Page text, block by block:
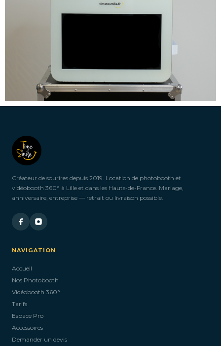
Créateur de sourires depuis 2019. Location de photobooth et
vidéobooth 360° à Lille et dans les Hauts-de-France. Mariage,
anniversaire, entreprise — retrait ou livraison possible.
NAVIGATION
Accueil
Nos Photobooth
Vidéobooth 360°
Tarifs
Espace Pro
Accessoires
Demander un devis